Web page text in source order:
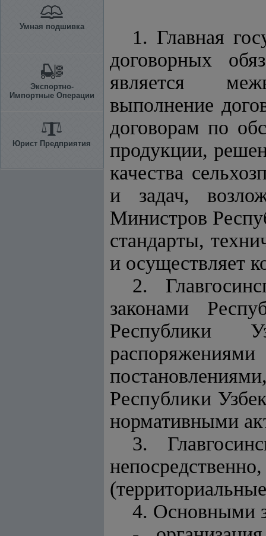
Умная подшивка
Экспортно-
Импортные Операции
Юрист Предприятия
1. Главная
договорных
является
выполнение
договорам по
продукции,
качества
и задач,
Министров
стандарты,
и осуществляет
2.
законами
Республики
Республики
нормативными
3.
4. Основными